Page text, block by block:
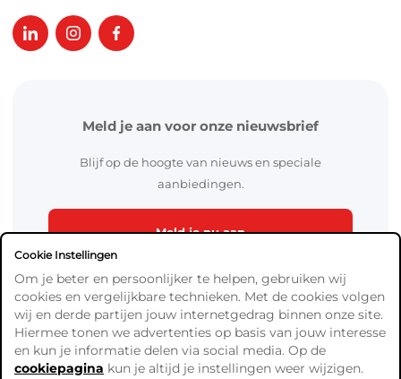
Meld je aan voor onze nieuwsbrief
Blijf op de hoogte van nieuws en speciale
aanbiedingen.
Meld je nu aan
Algemene Voorwaarden
Cookie Instellingen
Om je beter en persoonlijker te helpen, gebruiken wij
cookies en vergelijkbare technieken. Met de cookies volgen
wij en derde partijen jouw internetgedrag binnen onze site.
Hiermee tonen we advertenties op basis van jouw interesse
en kun je informatie delen via social media. Op de
cookiepagina kun je altijd je instellingen weer wijzigen.